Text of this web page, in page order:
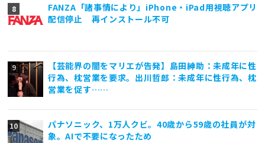
FANZA「諸事情により」iPhone・iPad用視聴アプリ
配信停止 再インストール不可
【芸能界の闇をマリエが告発】島田紳助：未成年に性
行為、枕営業を要求。出川哲郎：未成年に性行為、枕
営業を促す……
パナソニック、1万人クビ。40歳から59歳の社員が対
象。AIで不要になったため